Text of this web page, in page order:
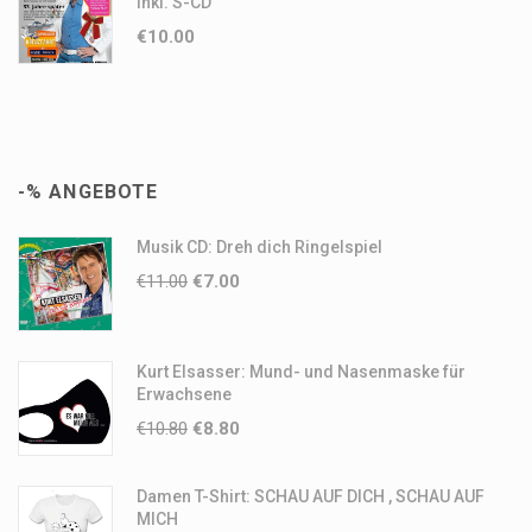
STORNIERUNG / RÜCKGABE / UMTAUSCH
Wenn Sie eine Bestellung stornieren möchten, rufen Sie uns am
Wenn Ihre Bestellung schon zu Ihnen unterwegs ist oder
selbstverständlich ohne Angabe von Gründen widerrufen. Die
Rücksendung ist für Sie leider
vom Käufer getragen werden.
Rücksendung der Ware
Bitte helfen Sie uns und berücksichtigen folgendes bei der
Retoure:
1. Rücksendung
€10.00
-% ANGEBOTE
Musik CD: Dreh dich Ringelspiel
€11.00 €7.00
Kurt Elsasser: Mund- und Nasenmaske für
Erwachsene
€10.80 €8.80
Damen T-Shirt: SCHAU AUF DICH , SCHAU AUF
MICH